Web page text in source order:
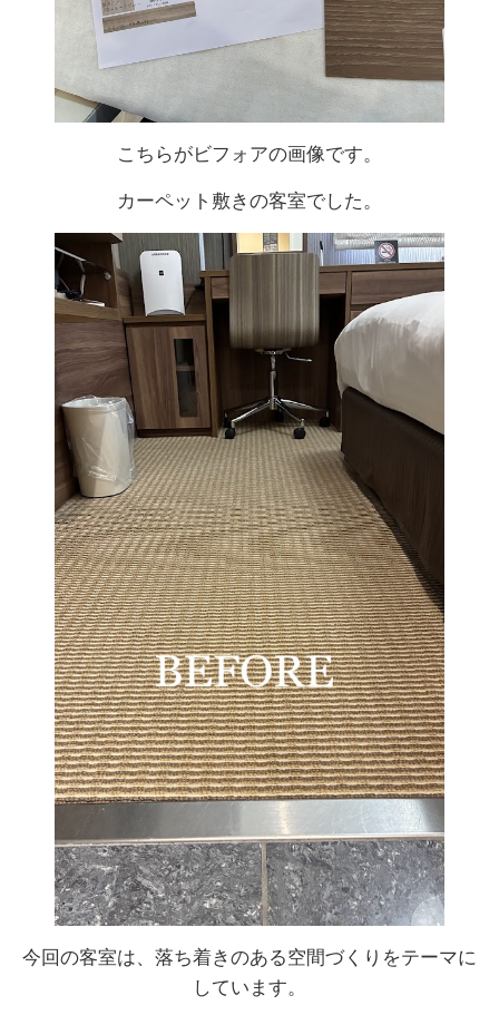
こちらがビフォアの画像です。
カーペット敷きの客室でした。
今回の客室は、落ち着きのある空間づくりをテーマに
しています。